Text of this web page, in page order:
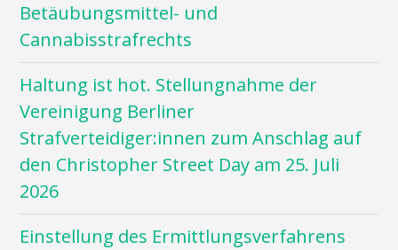
Betäubungsmittel- und
Cannabisstrafrechts
Haltung ist hot. Stellungnahme der
Vereinigung Berliner
Strafverteidiger:innen zum Anschlag auf
den Christopher Street Day am 25. Juli
2026
Einstellung des Ermittlungsverfahrens